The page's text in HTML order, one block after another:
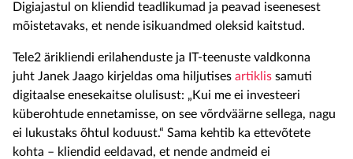
Digiajastul on kliendid teadlikumad ja peavad iseenesest
mõistetavaks, et nende isikuandmed oleksid kaitstud.
Tele2 ärikliendi erilahenduste ja IT-teenuste valdkonna
juht Janek Jaago kirjeldas oma hiljutises artiklis samuti
digitaalse enesekaitse olulisust: „Kui me ei investeeri
küberohtude ennetamisse, on see võrdväärne sellega, nagu
ei lukustaks õhtul
koduust.“ Sama kehtib ka ettevõtete
kohta – kliendid eeldavad, et nende andmeid ei